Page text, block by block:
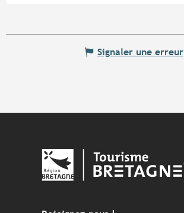
Signaler une erreur